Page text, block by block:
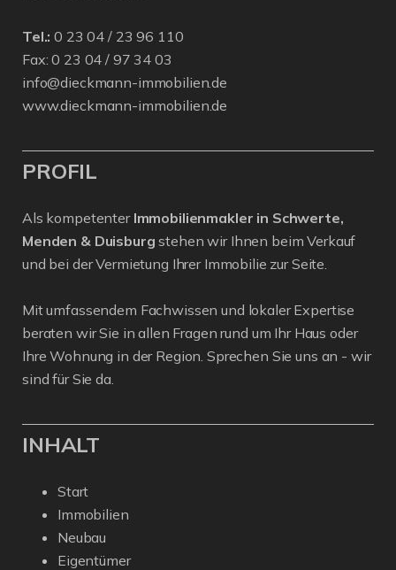
Tel.: 0 23 04 / 23 96 110
Fax: 0 23 04 / 97 34 03
info@dieckmann-immobilien.de
www.dieckmann-immobilien.de
PROFIL
Als kompetenter Immobilienmakler in Schwerte,
Menden & Duisburg stehen wir Ihnen beim Verkauf
und bei der Vermietung Ihrer Immobilie zur Seite.
Mit umfassendem Fachwissen und lokaler Expertise
beraten wir Sie in allen Fragen rund um Ihr Haus oder
Ihre Wohnung in der Region. Sprechen Sie uns an - wir
sind für Sie da.
INHALT
Start
Immobilien
Neubau
Eigentümer